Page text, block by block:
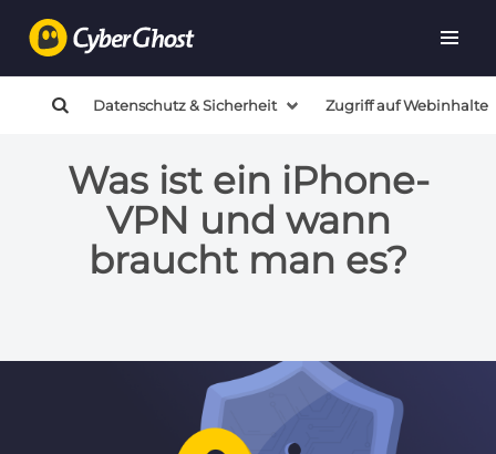
Datenschutz & Sicherheit Zugriff auf Webinhalte
Was ist ein iPhone-
VPN und wann
braucht man es?